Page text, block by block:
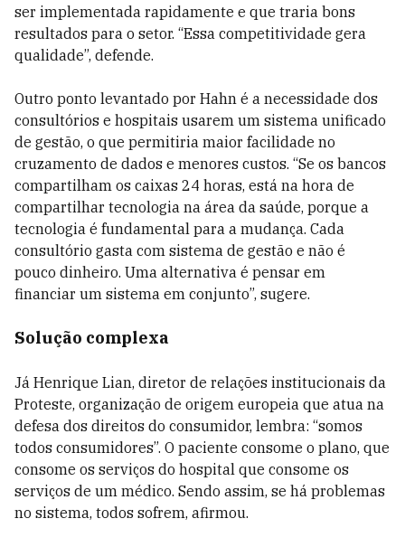
ser implementada rapidamente e que traria bons
resultados para o setor. “Essa competitividade gera
qualidade”, defende.
Outro ponto levantado por Hahn é a necessidade dos
consultórios e hospitais usarem um sistema unificado
de gestão, o que permitiria maior facilidade no
cruzamento de dados e menores custos. “Se os bancos
compartilham os caixas 24 horas, está na hora de
compartilhar tecnologia na área da saúde, porque a
tecnologia é fundamental para a mudança. Cada
consultório gasta com sistema de gestão e não é
pouco dinheiro. Uma alternativa é pensar em
financiar um sistema em conjunto”, sugere.
Solução complexa
Já Henrique Lian, diretor de relações institucionais da
Proteste, organização de origem europeia que atua na
defesa dos direitos do consumidor, lembra: “somos
todos consumidores”. O paciente consome o plano, que
consome os serviços do hospital que consome os
serviços de um médico. Sendo assim, se há problemas
no sistema, todos sofrem, afirmou.